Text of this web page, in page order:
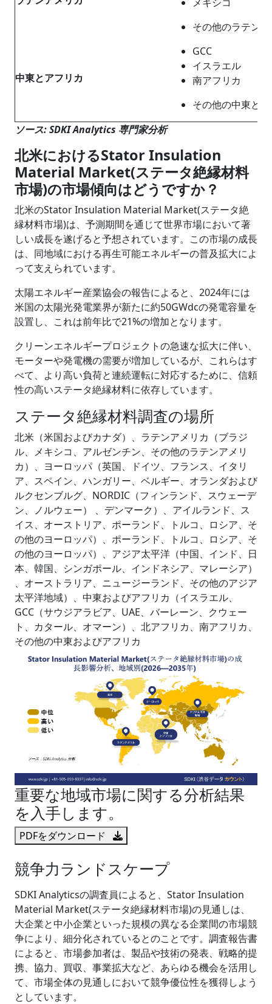
その他のラテン
中東とアフリカ
GCC
イスラエル
南アフリカ
その他の中東と
ソース: SDKI Analytics 専門家分析
北米におけるStator Insulation
Material Market(ステータ絶縁材料
市場)の市場傾向はどうですか？
北米のStator Insulation Material Market(ステータ絶
縁材料市場)は、予測期間を通じて世界市場において著
しい成長を遂げると予想されています。この市場の成長
は、同地域における再生可能エネルギーの普及拡大によ
って支えられています。
太陽エネルギー産業協会の報告によると、2024年には
米国の太陽光発電業界が新たに約50GWdcの発電容量を
設置し、これは前年比で21%の増加となります。
クリーンエネルギープロジェクトの急速な拡大に伴い、
モーターや発電機の需要が増加しているが、これらはす
べて、より高い負荷と連続運転に対応するために、信頼
性の高いステータ絶縁材料に依存しています。
ステータ絶縁材料調査の場所
北米（米国およびカナダ）、ラテンアメリカ（ブラジ
ル、メキシコ、アルゼンチン、その他のラテンアメリ
カ）、ヨーロッパ（英国、ドイツ、フランス、イタリ
ア、スペイン、ハンガリー、ベルギー、オランダおよび
ルクセンブルグ、NORDIC（フィンランド、スウェーデ
ン、ノルウェー） 、デンマーク）、アイルランド、ス
イス、オーストリア、ポーランド、トルコ、ロシア、そ
の他のヨーロッパ）、ポーランド、トルコ、ロシア、そ
の他のヨーロッパ）、アジア太平洋（中国、インド、日
本、韓国、シンガポール、インドネシア、マレーシア）
、オーストラリア、ニュージーランド、その他のアジア
太平洋地域）、中東およびアフリカ（イスラエル、
GCC（サウジアラビア、UAE、バーレーン、クウェー
ト、カタール、オマーン）、北アフリカ、南アフリカ、
その他の中東およびアフリカ
重要な地域市場に関する分析結果
を入手します。
PDFをダウンロード
競争力ランドスケープ
SDKI Analyticsの調査員によると、Stator Insulation
Material Market(ステータ絶縁材料市場)の見通しは、
大企業と中小企業といった規模の異なる企業間の市場競
争により、細分化されているとのことです。調査報告書
によると、市場参加者は、製品や技術の発表、戦略的提
携、協力、買収、事業拡大など、あらゆる機会を活用し
て、市場全体の見通しにおいて競争優位性を獲得しよう
としています。